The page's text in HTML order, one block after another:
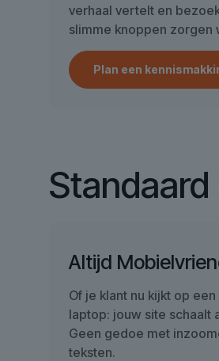
verhaal vertelt en
slimme knoppen zorgen
Plan een
Altijd
Of je klant nu kijkt op
laptop: jouw site schaalt
Geen gedoe met
teksten.